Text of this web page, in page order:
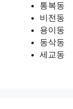
통복동
비전동
용이동
동삭동
세교동